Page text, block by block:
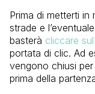
Prima di metterti in
strade e
basterà cliccare
portata di clic. Ad
vengono chiusi
prima della